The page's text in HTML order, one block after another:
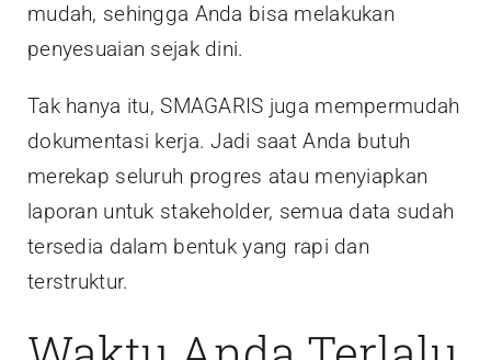
mudah, sehingga Anda bisa melakukan
penyesuaian sejak dini.
Tak hanya itu, SMAGARIS juga mempermudah
dokumentasi kerja. Jadi saat Anda butuh
merekap seluruh progres atau menyiapkan
laporan untuk stakeholder, semua data sudah
tersedia dalam bentuk yang rapi dan
terstruktur.